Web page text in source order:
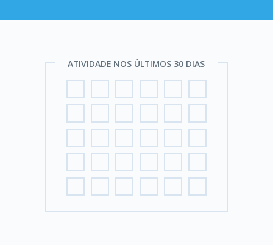
ATIVIDADE NOS ÚLTIMOS 30 DIAS